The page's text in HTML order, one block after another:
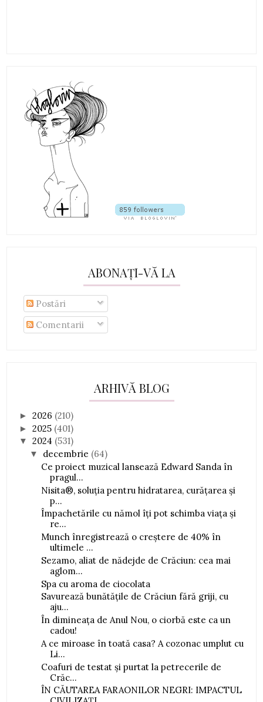
ABONAȚI-VĂ LA
Postări
Comentarii
ARHIVĂ BLOG
►2026 (210)
►2025 (401)
▼2024 (531)
▼ decembrie (64)
Ce proiect muzical lansează Edward Sanda în
pragul...
Nisita®, soluția pentru hidratarea, curățarea și
p...
Împachetările cu nămol îți pot schimba viața și
re...
Munch înregistrează o creștere de 40% în
ultimele ...
Sezamo, aliat de nădejde de Crăciun: cea mai
aglom...
Spa cu aroma de ciocolata
Savurează bunătățile de Crăciun fără griji, cu
aju...
În dimineața de Anul Nou, o ciorbă este ca un
cadou!
A ce miroase în toată casa? A cozonac umplut cu
Li...
Coafuri de testat și purtat la petrecerile de
Crăc...
ÎN CĂUTAREA FARAONILOR NEGRI: IMPACTUL